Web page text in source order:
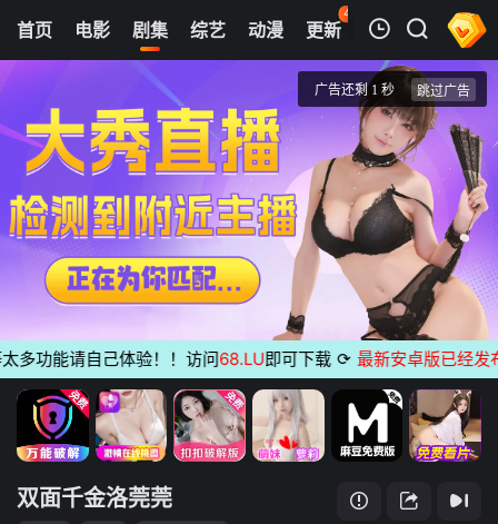
首页 电影 剧集 综艺 动漫 更新
44
热榜 APP
我的观影记录
第01集
双面千金洛莞莞
清空
能请自己体验！！访问 68.LU即可下载 ⟳ 最新安卓版已经发布无
双面千金洛莞莞